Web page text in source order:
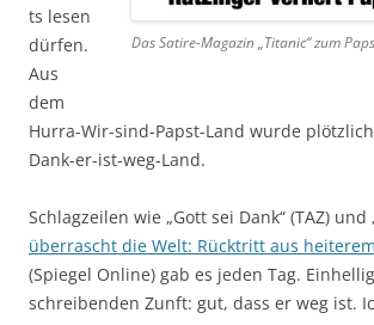
Das Satire-Magazin „Titanic“ zum
ts lesen
dürfen.
Aus
dem
Hurra-Wir-sind-Papst-Land wurde
Dank-er-ist-weg-Land.
Schlagzeilen wie „Gott sei Dank“ (TAZ) und
überrascht die Welt: Rücktritt aus
(Spiegel Online) gab es jeden Tag.
schreibenden Zunft: gut, dass er weg ist.